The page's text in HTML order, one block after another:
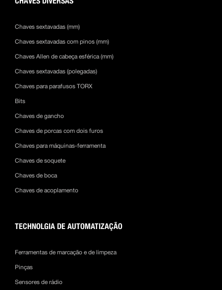
Chaves sextavadas (mm)
Chaves sextavadas com pinos (mm)
Chaves Allen de cabeça esférica (mm)
Chaves sextavadas (polegadas)
Chaves para parafusos TORX
Bits
Chaves de gancho
Chaves de porcas com dois furos
Chaves para máquinas-ferramenta
Chaves de soquete
Chaves de boca
Chaves de acoplamento
TECHNOLGIA DE AUTOMATIZAÇÃO
Ferramentas de marcação e de limpeza
Pinças
Sensores de rádio